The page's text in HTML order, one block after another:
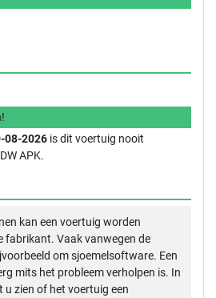
08-2026 is dit voertuig nooit
APK.
kan een voertuig worden
fabrikant. Vaak vanwegen de
om sjoemelsoftware. Een
mits het probleem verholpen is. In
u zien of het voertuig een